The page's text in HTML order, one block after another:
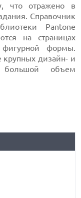
что отражено в
Справочник
Pantone
на страницах
формы.
крупных дизайн- и
большой объем